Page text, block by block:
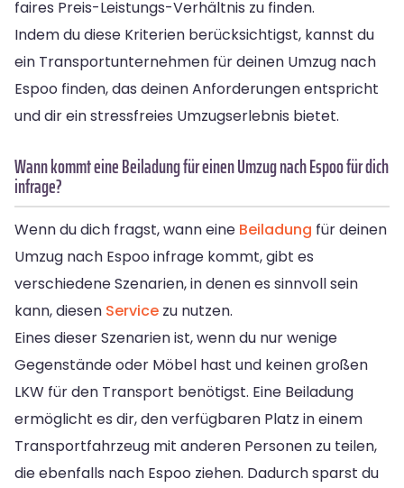
faires Preis-Leistungs-Verhältnis zu finden.
Indem du diese Kriterien berücksichtigst, kannst du
ein Transportunternehmen für deinen Umzug nach
Espoo finden, das deinen Anforderungen entspricht
und dir ein stressfreies Umzugserlebnis bietet.
Wann kommt eine Beiladung für einen Umzug nach Espoo für dich
infrage?
Wenn du dich fragst, wann eine Beiladung für deinen
Umzug nach Espoo infrage kommt, gibt es
verschiedene Szenarien, in denen es sinnvoll sein
kann, diesen Service zu nutzen.
Eines dieser Szenarien ist, wenn du nur wenige
Gegenstände oder Möbel hast und keinen großen
LKW für den Transport benötigst. Eine Beiladung
ermöglicht es dir, den verfügbaren Platz in einem
Transportfahrzeug mit anderen Personen zu teilen,
die ebenfalls nach Espoo ziehen. Dadurch sparst du